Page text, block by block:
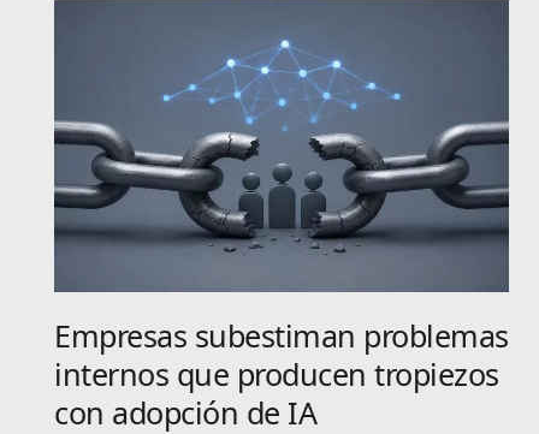
Empresas subestiman problemas
internos que producen tropiezos
con adopción de IA